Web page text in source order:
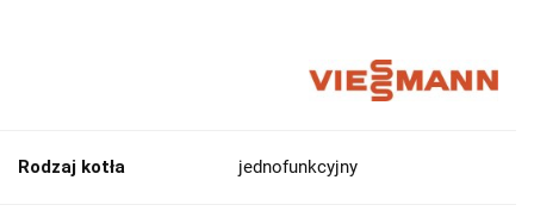
Rodzaj kotła jednofunkcyjny